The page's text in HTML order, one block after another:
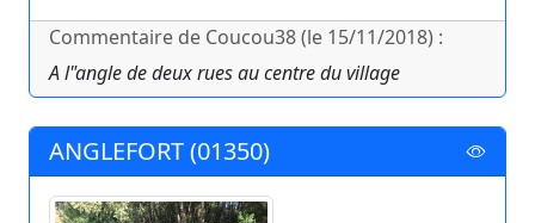
Commentaire de Coucou38 (le 15/11/2018) :
A l"angle de deux rues au centre du village
ANGLEFORT (01350)